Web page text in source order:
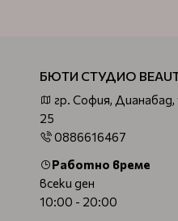
БЮТИ СТУДИО
гр. София,
25
0886616467
Работно време
всеки ден
10:00 - 20:00